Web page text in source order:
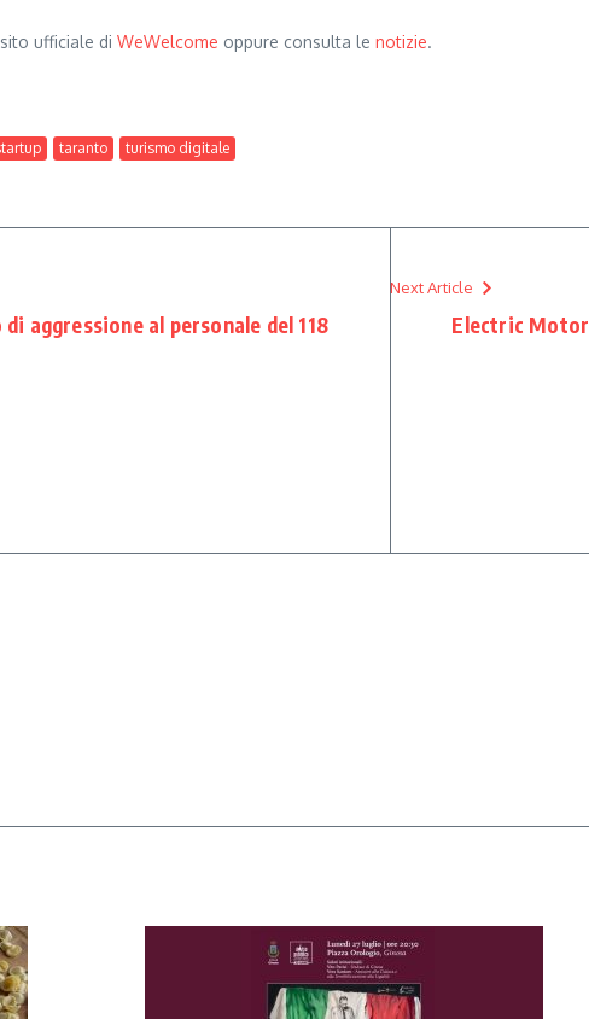
ufficiale di WeWelcome oppure consulta le notizie.
taranto turismo digitale
aggressione al personale del 118
Next Article
Electric